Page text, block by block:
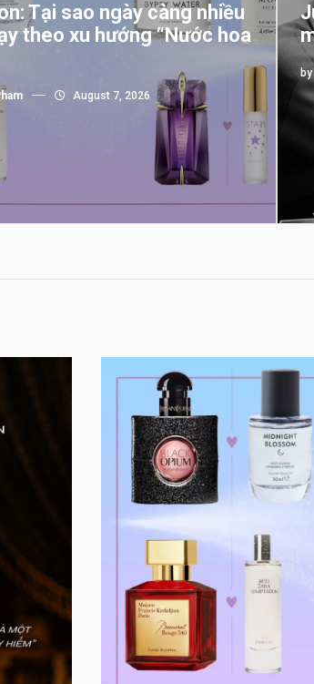
Tại sao ngày càng nhiều
theo xu hướng “Nước hoa
August 7, 2026